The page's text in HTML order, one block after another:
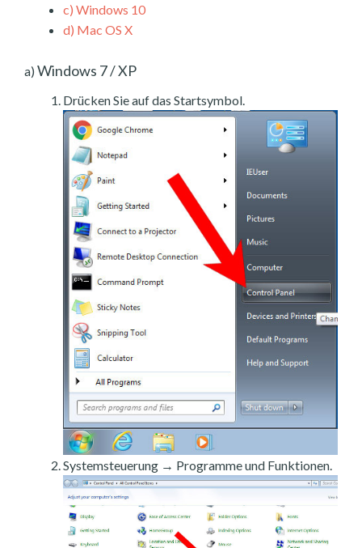
c) Windows 10
d) Mac OS X
a) Windows 7 / XP
Drücken Sie auf das Startsymbol.
Systemsteuerung → Programme und Funktionen.